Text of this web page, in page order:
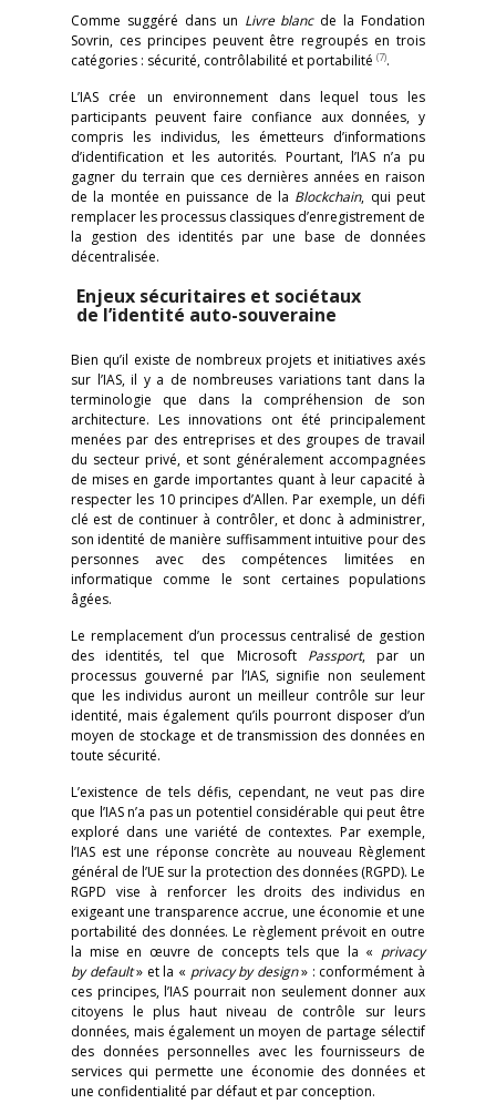
Comme suggéré dans un Livre blancde la Fondation
Sovrin, ces principes peuvent être regroupés en trois
catégories : sécurité, contrôlabilité et portabilité (7).
L’IAS crée un environnement dans lequel tous les
participants peuvent faire confiance aux données, y
compris les individus, les émetteurs d’informations
d’identification et les autorités. Pourtant, l’IAS n’a pu
gagner du terrain que ces dernières années en raison
de la montée en puissance de la Blockchain, qui peut
remplacer les processus classiques d’enregistrement de
la gestion des identités par une base de données
décentralisée.
Enjeux sécuritaires et sociétaux
de l’identité auto-souveraine
Bien qu’il existe de nombreux projets et initiatives axés
sur l’IAS, il y a de nombreuses variations tant dans la
terminologie que dans la compréhension de son
architecture. Les innovations ont été principalement
menées par des entreprises et des groupes de travail
du secteur privé, et sont généralement accompagnées
de mises en garde importantes quant à leur capacité à
respecter les 10 principes d’Allen. Par exemple, un défi
clé est de continuer à contrôler, et donc à administrer,
son identité de manière suffisamment intuitive pour des
personnes avec des compétences limitées en
informatique comme le sont certaines populations
âgées.
Le remplacement d’un processus centralisé de gestion
des identités, tel que Microsoft Passport, par un
processus gouverné par l’IAS, signifie non seulement
que les individus auront un meilleur contrôle sur leur
identité, mais également qu’ils pourront disposer d’un
moyen de stockage et de transmission des données en
toute sécurité.
L’existence de tels défis, cependant, ne veut pas dire
que l’IAS n’a pas un potentiel considérable qui peut être
exploré dans une variété de contextes. Par exemple,
l’IAS est une réponse concrète au nouveau Règlement
général de l’UE sur la protection des données (RGPD). Le
RGPD vise à renforcer les droits des individus en
exigeant une transparence accrue, une économie et une
portabilité des données. Le règlement prévoit en outre
la mise en œuvre de concepts tels que la « privacy
by default» et la « privacy by design» : conformément à
ces principes, l’IAS pourrait non seulement donner aux
citoyens le plus haut niveau de contrôle sur leurs
données, mais également un moyen de partage sélectif
des données personnelles avec les fournisseurs de
services qui permette une économie des données et
une confidentialité par défaut et par conception.